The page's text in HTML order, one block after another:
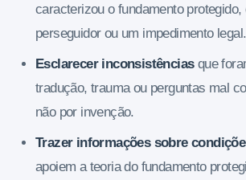
caracterizou o fundamento
perseguidor ou um impedimento legal.
Esclarecer inconsistênciasque
tradução, trauma ou perguntas mal
não por invenção.
Trazer informações sobre
apoiem a teoria do fundamento